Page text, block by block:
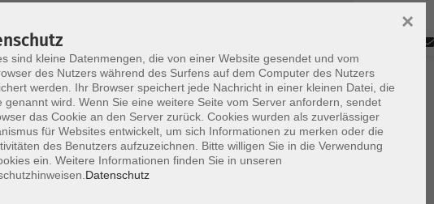
14:30 Uhr
VHS SR: "virtueller
Kursraum" im WWW -
alle Angemeldeten
erhalten Zugangsdaten
rechtzeitig per Mail
sind kleine Datenmengen, die von einer Website gesendet und vom
des Nutzers während des Surfens auf dem Computer des Nutzers
werden. Ihr Browser speichert jede Nachricht in einer kleinen Datei, die
genannt wird. Wenn Sie eine weitere Seite vom Server anfordern, sendet
das Cookie an den Server zurück. Cookies wurden als zuverlässiger
für Websites entwickelt, um sich Informationen zu merken oder die
des Benutzers aufzuzeichnen. Bitte willigen Sie in die Verwendung
ein. Weitere Informationen finden Sie in unseren
Datenschutz
×